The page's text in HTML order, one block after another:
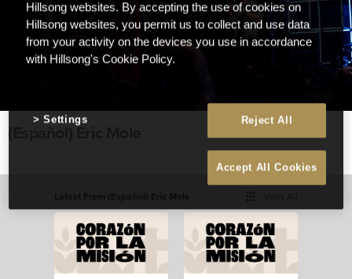
(Español) Eric Mole
Hillsong websites. By accepting the use of cookies on
Hillsong websites, you permit us to collect and use data
from your activity on the devices you use in accordance
with Hillsong's Cookie Policy.
Reject All
Accept All Cookies
Settings